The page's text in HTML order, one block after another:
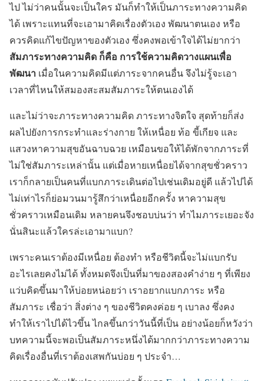
ไป ไม่ว่าคนนั้นจะเป็นใคร มันก็ทำให้เป็นภาระทางความคิด
ได้ เพราะแทนที่จะเอามาคิดเรื่องตัวเอง พัฒนาตนเอง หรือ
ควรคิดแก้ไขปัญหาของตัวเอง ซึ่งคงพอเข้าใจได้ไม่ยากว่า
สัมภาระทางความคิด ก็คือ การใช้ความคิดวางแผนเพื่อ
พัฒนา เมื่อในความคิดมีแต่ภาระจากคนอื่น จึงไม่รู้จะเอา
เวลาที่ไหนให้สมองสะสมสัมภาระให้ตนเองได้
และไม่ว่าจะภาระทางความคิด ภาระทางจิตใจ สุดท้ายก็ส่ง
ผลไปยังการกระทำและร่างกาย ให้เหนื่อย ท้อ ขี้เกียจ และ
แสวงหาความสุขอันฉาบฉวย เหมือนขอให้ได้พักจากภาระที่
ไม่ใช่สัมภาระเหล่านั้น แต่เมื่อหายเหนื่อยได้จากสุขชั่วคราว
เราก็กลายเป็นคนที่แบกภาระเดินต่อไปเช่นเดิมอยู่ดี แล้วไปได้
ไม่เท่าไรก็ย่อมวนมารู้สึกว่าเหนื่อยอีกครั้ง หาความสุข
ชั่วคราวเหมือนเดิม หลายคนจึงชอบบ่นว่า ทำไมภาระเยอะจัง
นั่นสินะแล้วใครล่ะเอามาแบก?
เพราะคนเราต้องมีเหนื่อย ต้องทำ หรือชีวิตนี้จะไม่แบกรับ
อะไรเลยคงไม่ได้ ทั้งหมดจึงเป็นที่มาของสองคำง่าย ๆ ที่เพียง
แว่บคิดขึ้นมาให้บ่อยหน่อยว่า เราอยากแบกภาระ หรือ
สัมภาระ เชื่อว่า สิ่งต่าง ๆ ของชีวิตคงค่อย ๆ เบาลง ซึ่งคง
ทำให้เราไปได้ไวขึ้น ไกลขึ้นกว่าวันนี้ที่เป็น อย่างน้อยก็หวังว่า
บทความนี้จะพอเป็นสัมภาระหนึ่งได้มากกว่าภาระทางความ
คิดเรื่องอื่นที่เราต้องเสพกันบ่อย ๆ ประจำ…